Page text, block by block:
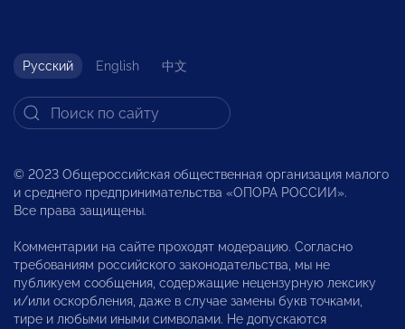
Русский English 中文
© 2023 Общероссийская общественная организация малого
и среднего предпринимательства «ОПОРА РОССИИ».
Все права защищены.
Комментарии на сайте проходят модерацию. Согласно
требованиям российского законодательства, мы не
публикуем сообщения, содержащие нецензурную лексику
и/или оскорбления, даже в случае замены букв точками,
тире и любыми иными символами. Не допускаются